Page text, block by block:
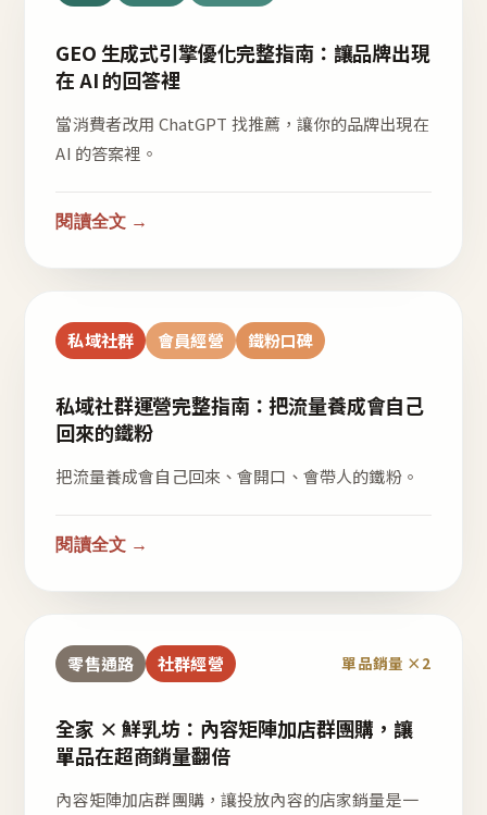
GEO 生成式引擎優化完整指南：讓品牌出現
在 AI 的回答裡
當消費者改用 ChatGPT 找推薦，讓你的品牌出現在
AI 的答案裡。
閱讀全文 →
私域社群 會員經營 鐵粉口碑
私域社群運營完整指南：把流量養成會自己
回來的鐵粉
把流量養成會自己回來、會開口、會帶人的鐵粉。
閱讀全文 →
零售通路 社群經營 單品銷量 ×2
全家 × 鮮乳坊：內容矩陣加店群團購，讓
單品在超商銷量翻倍
內容矩陣加店群團購，讓投放內容的店家銷量是一